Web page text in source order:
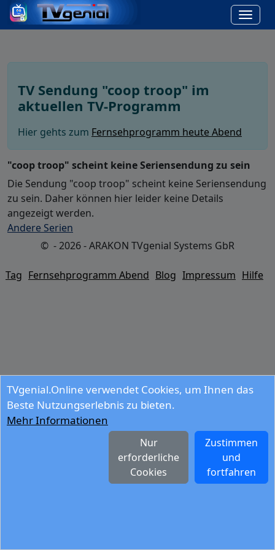
TVgenial.Online verwendet Cookies, um Ihnen das
Beste Nutzungserlebnis zu bieten.
Mehr Informationen
Zustimmen
und
fortfahren
Nur
erforderliche
Cookies
TV Sendung "coop troop" im
aktuellen TV-Programm
Hier gehts zum Fernsehprogramm heute Abend
"coop troop" scheint keine Seriensendung zu sein
Die Sendung "coop troop" scheint keine Seriensendung
zu sein. Daher können hier leider keine Details
angezeigt werden.
Andere Serien
© - 2026 - ARAKON TVgenial Systems GbR
Tag Fernsehprogramm Abend Blog Impressum Hilfe